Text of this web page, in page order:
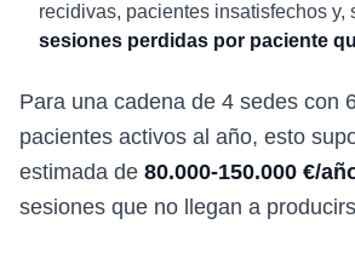
recidivas, pacientes insatisfechos y,
sesiones perdidas por paciente
Para una cadena de 4 sedes con
pacientes activos al año, esto
estimada de 80.000-150.000 €/
sesiones que no llegan a